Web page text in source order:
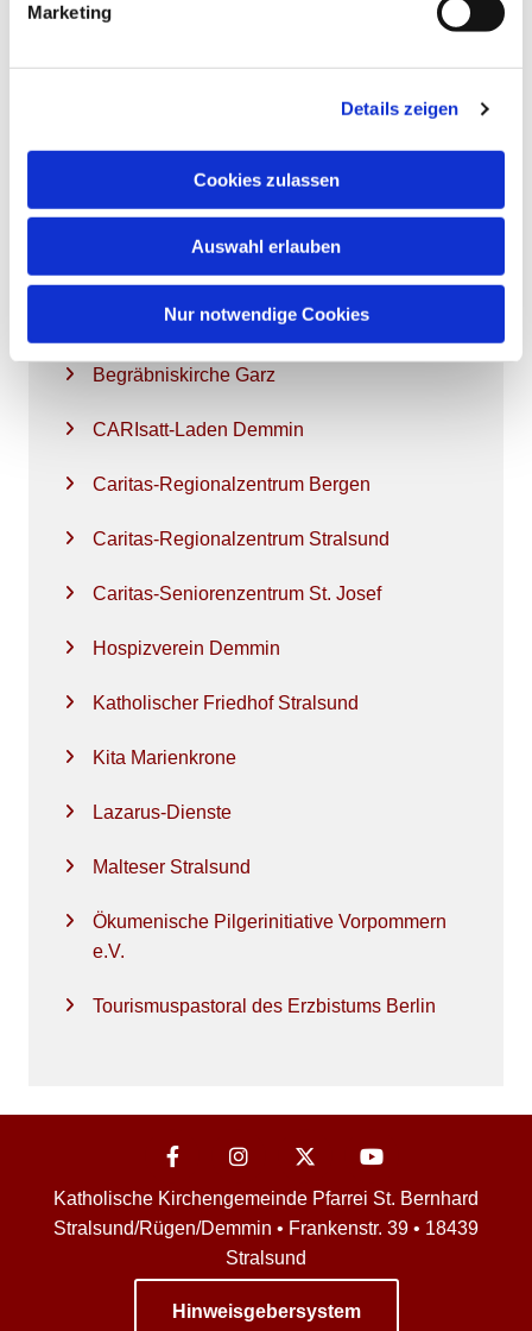
Marketing
Details zeigen
Cookies zulassen
Auswahl erlauben
Nur notwendige Cookies
Unsere Orte kirchlichen Lebens
Begräbniskirche Garz
CARIsatt-Laden Demmin
Caritas-Regionalzentrum Bergen
Caritas-Regionalzentrum Stralsund
Caritas-Seniorenzentrum St. Josef
Hospizverein Demmin
Katholischer Friedhof Stralsund
Kita Marienkrone
Lazarus-Dienste
Malteser Stralsund
Ökumenische Pilgerinitiative Vorpommern
e.V.
Tourismuspastoral des Erzbistums Berlin
Katholische Kirchengemeinde Pfarrei St. Bernhard
Stralsund/Rügen/Demmin • Frankenstr. 39 • 18439
Stralsund
Hinweisgebersystem